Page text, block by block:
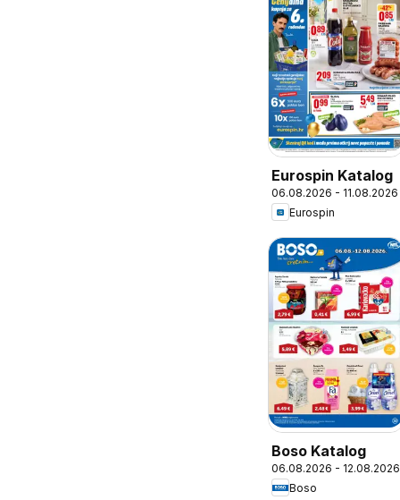
Eurospin Katalog
06.08.2026 - 11.08.2026
Eurospin
Boso Katalog
06.08.2026 - 12.08.2026
Boso